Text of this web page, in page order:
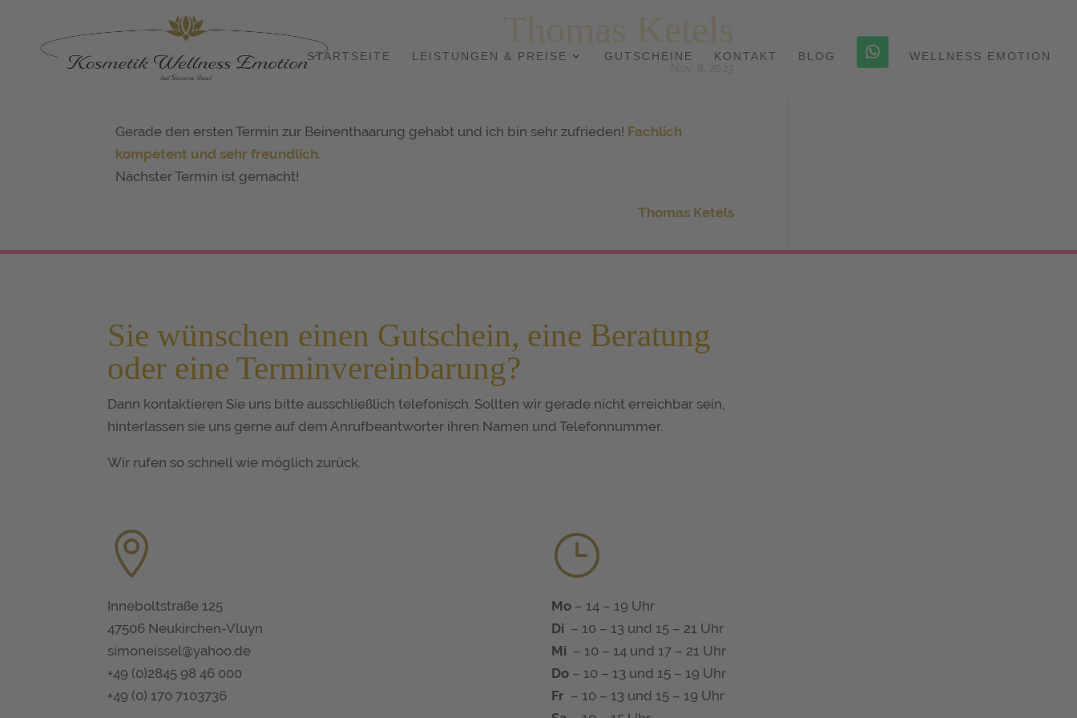
STARTSEITE LEISTUNGEN & PREISE GUTSCHEINE KONTAKT BLOG WELLNESS EMOTION
Gerade den ersten Termin zur Beinenthaarung gehabt und ich bin sehr zufrieden! Fachlich
kompetent und sehr freundlich.
Nächster Termin ist gemacht!
Thomas Ketels
Sie wünschen einen Gutschein, eine Beratung
oder eine Terminvereinbarung?
Dann kontaktieren Sie uns bitte ausschließlich telefonisch. Sollten wir gerade nicht erreichbar sein,
hinterlassen sie uns gerne auf dem Anrufbeantworter ihren Namen und Telefonnummer.
Wir rufen so schnell wie möglich zurück.

Inneboltstraße 125
47506 Neukirchen-Vluyn
simoneissel@yahoo.de
+49 (0)2845 98 46 000
+49 (0) 170 7103736
}
Mo – 14 – 19 Uhr
Di – 10 – 13 und 15 – 21 Uhr
Mi – 10 – 14 und 17 – 21 Uhr
Do – 10 – 13 und 15 – 19 Uhr
Fr – 10 – 13 und 15 – 19 Uhr